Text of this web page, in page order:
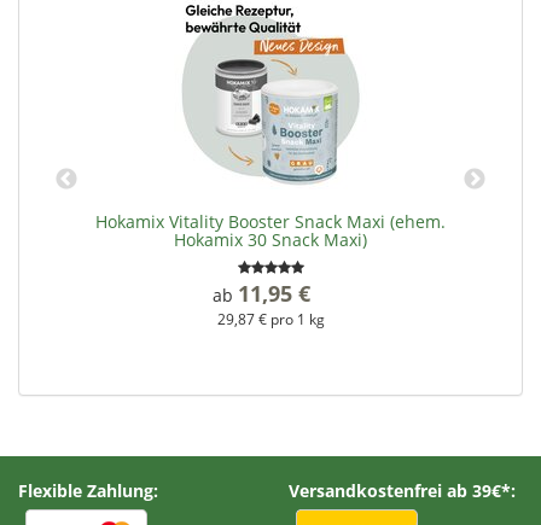
Hokamix Vitality Booster Snack Maxi (ehem.
Hokamix 30 Snack Maxi)
ab 11,95 €
29,87 € pro 1 kg
Flexible Zahlung: Versandkostenfrei ab 39€*: